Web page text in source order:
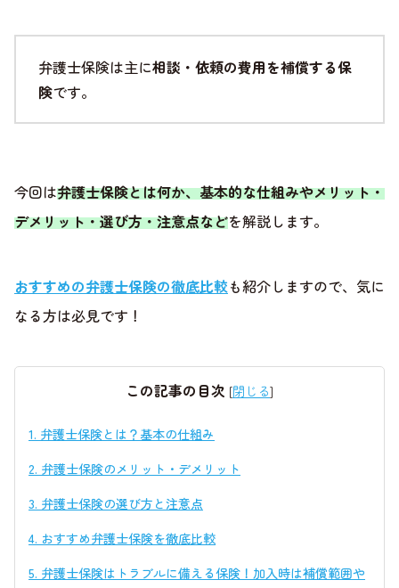
弁護士保険は主に相談・依頼の費用を補償する保
険です。
今回は弁護士保険とは何か、基本的な仕組みやメリット・
デメリット・選び方・注意点などを解説します。
おすすめの弁護士保険の徹底比較も紹介しますので、気に
なる方は必見です！
この記事の目次 [閉じる]
1. 弁護士保険とは？基本の仕組み
2. 弁護士保険のメリット・デメリット
3. 弁護士保険の選び方と注意点
4. おすすめ弁護士保険を徹底比較
5. 弁護士保険はトラブルに備える保険！加入時は補償範囲や